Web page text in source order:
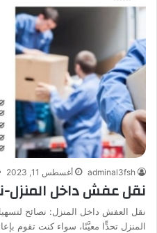
adminal3fsh أغسطس 11, 2023
نقل عفش داخل المنزل-
نقل العفش داخل المنزل: نصائح
المنزل تحدٍّا معيَّنًا، سواء كنت تقوم